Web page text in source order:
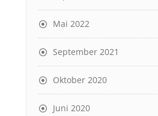
Mai 2022
September 2021
Oktober 2020
Juni 2020